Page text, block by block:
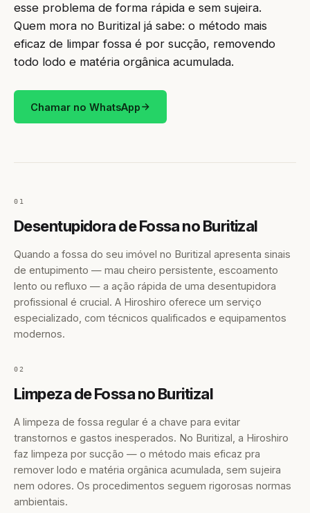
esse problema de forma rápida e sem sujeira.
Quem mora no Buritizal já sabe: o método mais
eficaz de limpar fossa é por sucção, removendo
todo lodo e matéria orgânica acumulada.
Chamar no WhatsApp
01
Desentupidora de Fossa no Buritizal
Quando a fossa do seu imóvel no Buritizal apresenta sinais
de entupimento — mau cheiro persistente, escoamento
lento ou refluxo — a ação rápida de uma desentupidora
profissional é crucial. A Hiroshiro oferece um serviço
especializado, com técnicos qualificados e equipamentos
modernos.
02
Limpeza de Fossa no Buritizal
A limpeza de fossa regular é a chave para evitar
transtornos e gastos inesperados. No Buritizal, a Hiroshiro
faz limpeza por sucção — o método mais eficaz pra
remover lodo e matéria orgânica acumulada, sem sujeira
nem odores. Os procedimentos seguem rigorosas normas
ambientais.